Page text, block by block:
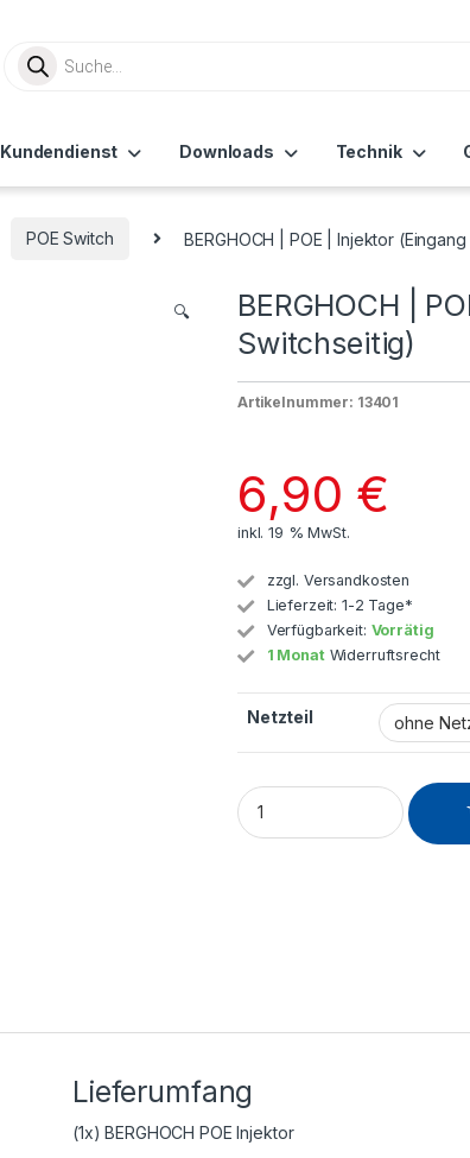
Kundendienst Downloads Technik
POE Switch BERGHOCH | POE | Injektor
🔍
BERGHOCH |
Switchseitig)
Artikelnummer: 13401
6,90 €
inkl. 19 % MwSt.
zzgl. Versandkosten
Lieferzeit: 1-2 Tage*
Verfügbarkeit: Vorrätig
1 Monat Widerruftsrecht
Netzteil
Lieferumfang
(1x) BERGHOCH POE Injektor